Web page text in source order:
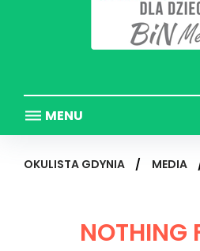
MENU
OKULISTA GDYNIA / MEDIA
NOTHING